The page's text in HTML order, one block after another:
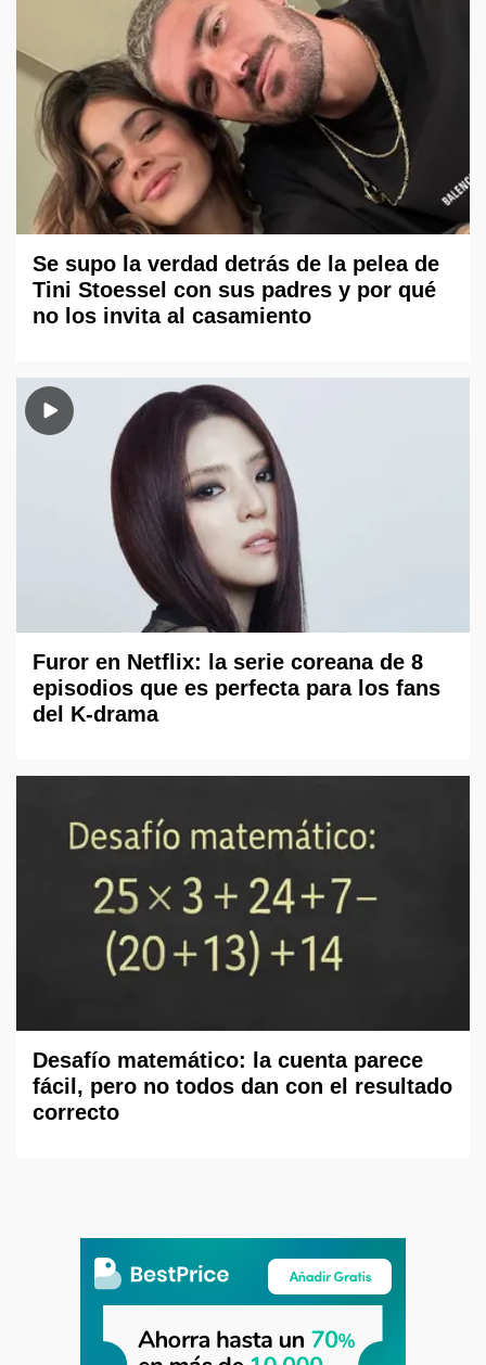
Se supo la verdad detrás de la pelea de
Tini Stoessel con sus padres y por qué
no los invita al casamiento
Furor en Netflix: la serie coreana de 8
episodios que es perfecta para los fans
del K-drama
Desafío matemático: la cuenta parece
fácil, pero no todos dan con el resultado
correcto